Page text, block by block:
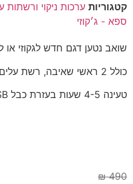
קטגוריות ערכות ניקוי ורשתות
ספא - ג׳קוזי
שואב נטען דגם חדש לגקוזי או
כולל 2 ראשי שאיבה, רשת עלים עמוקה , מברשת.
טעינה 4-5 שעות בעזרת כבל USB.
₪490